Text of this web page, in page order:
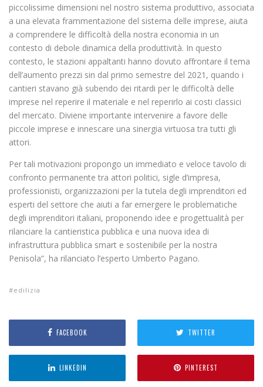
piccolissime dimensioni nel nostro sistema produttivo, associata
a una elevata frammentazione del sistema delle imprese, aiuta
a comprendere le difficoltà della nostra economia in un
contesto di debole dinamica della produttività. In questo
contesto, le stazioni appaltanti hanno dovuto affrontare il tema
dell’aumento prezzi sin dal primo semestre del 2021, quando i
cantieri stavano già subendo dei ritardi per le difficoltà delle
imprese nel reperire il materiale e nel reperirlo ai costi classici
del mercato. Diviene importante intervenire a favore delle
piccole imprese e innescare una sinergia virtuosa tra tutti gli
attori.
Per tali motivazioni propongo un immediato e veloce tavolo di
confronto permanente tra attori politici, sigle d’impresa,
professionisti, organizzazioni per la tutela degli imprenditori ed
esperti del settore che aiuti a far emergere le problematiche
degli imprenditori italiani, proponendo idee e progettualità per
rilanciare la cantieristica pubblica e una nuova idea di
infrastruttura pubblica smart e sostenibile per la nostra
Penisola”, ha rilanciato l’esperto Umberto Pagano.
edilizia
FACEBOOK TWITTER
LINKEDIN PINTEREST